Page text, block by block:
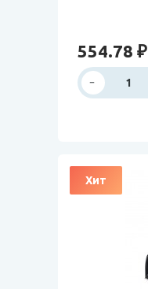
554.78 ₽
Хит